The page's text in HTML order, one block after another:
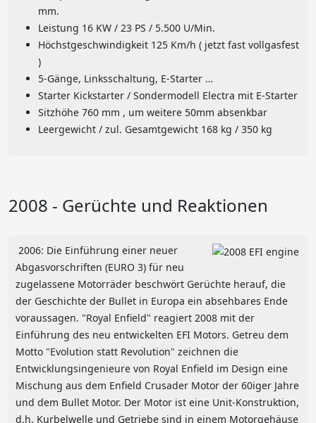
mm.
Leistung 16 KW / 23 PS / 5.500 U/Min.
Höchstgeschwindigkeit 125 Km/h ( jetzt fast vollgasfest
)
5-Gänge, Linksschaltung, E-Starter …
Starter Kickstarter / Sondermodell Electra mit E-Starter
Sitzhöhe 760 mm , um weitere 50mm absenkbar
Leergewicht / zul. Gesamtgewicht 168 kg / 350 kg
2008 - Gerüchte und Reaktionen
2006: Die Einführung einer neuer
Abgasvorschriften (EURO 3) für neu
zugelassene Motorräder beschwört Gerüchte herauf, die
der Geschichte der Bullet in Europa ein absehbares Ende
voraussagen. "Royal Enfield" reagiert 2008 mit der
Einführung des neu entwickelten EFI Motors. Getreu dem
Motto "Evolution statt Revolution" zeichnen die
Entwicklungsingenieure von Royal Enfield im Design eine
Mischung aus dem Enfield Crusader Motor der 60iger Jahre
und dem Bullet Motor. Der Motor ist eine Unit-Konstruktion,
d.h. Kurbelwelle und Getriebe sind in einem Motorgehäuse